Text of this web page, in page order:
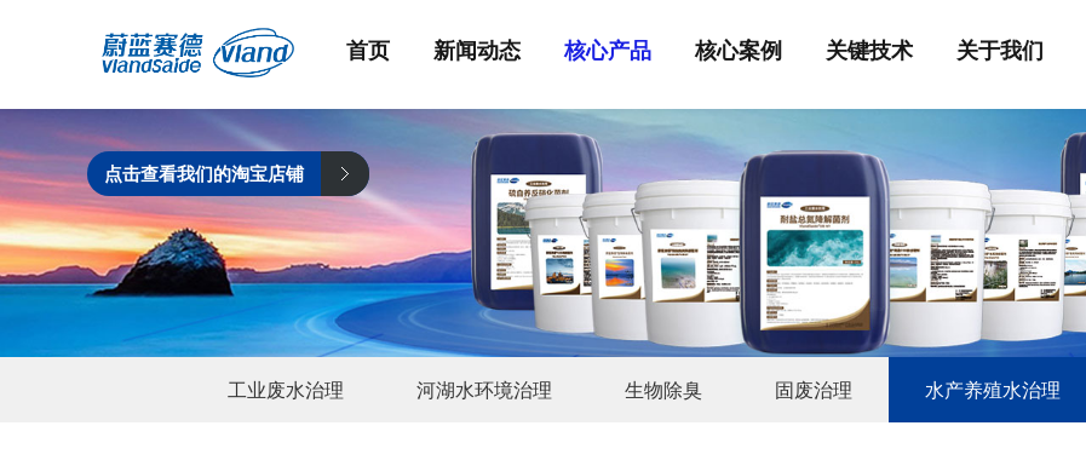
首页 新闻动态 核心产品 核心案例 关键技术 关于我们
点击查看我们的淘宝店铺
工业废水治理 河湖水环境治理 生物除臭 固废治理 水产养殖水治理